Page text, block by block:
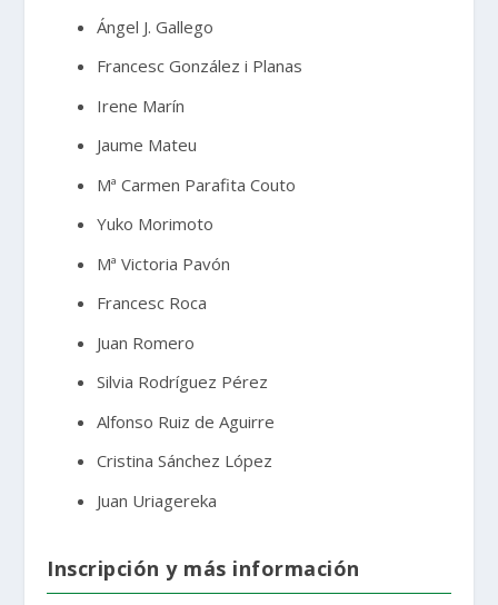
Ángel J. Gallego
Francesc González i Planas
Irene Marín
Jaume Mateu
Mª Carmen Parafita Couto
Yuko Morimoto
Mª Victoria Pavón
Francesc Roca
Juan Romero
Silvia Rodríguez Pérez
Alfonso Ruiz de Aguirre
Cristina Sánchez López
Juan Uriagereka
Inscripción y más información